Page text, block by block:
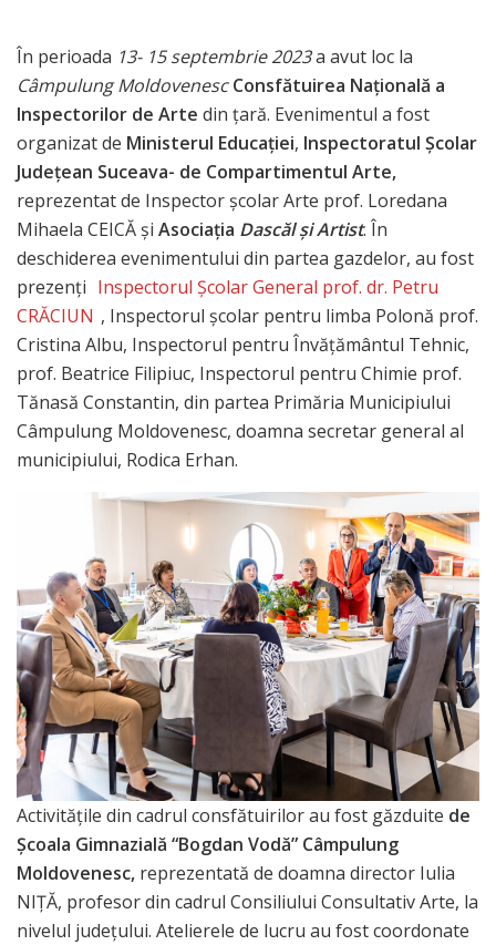
În perioada 13- 15 septembrie 2023a avut loc la
Câmpulung Moldovenesc Consfătuirea Națională a
Inspectorilor de Arte din țară. Evenimentul a fost
organizat de Ministerul Educației, Inspectoratul Școlar
Județean Suceava- de Compartimentul Arte,
reprezentat de Inspector școlar Arte prof. Loredana
Mihaela CEICĂ și Asociația Dascăl și Artist. În
deschiderea evenimentului din partea gazdelor, au fost
prezenți Inspectorul Școlar General prof. dr. Petru
CRĂCIUN , Inspectorul școlar pentru limba Polonă prof.
Cristina Albu, Inspectorul pentru Învățământul Tehnic,
prof. Beatrice Filipiuc, Inspectorul pentru Chimie prof.
Tănasă Constantin, din partea Primăria Municipiului
Câmpulung Moldovenesc, doamna secretar general al
municipiului, Rodica Erhan.
Activitățile din cadrul consfătuirilor au fost găzduite de
Școala Gimnazială “Bogdan Vodă” Câmpulung
Moldovenesc, reprezentată de doamna director Iulia
NIȚĂ, profesor din cadrul Consiliului Consultativ Arte, la
nivelul județului. Atelierele de lucru au fost coordonate